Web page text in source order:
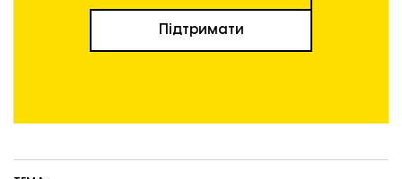
Підтримати